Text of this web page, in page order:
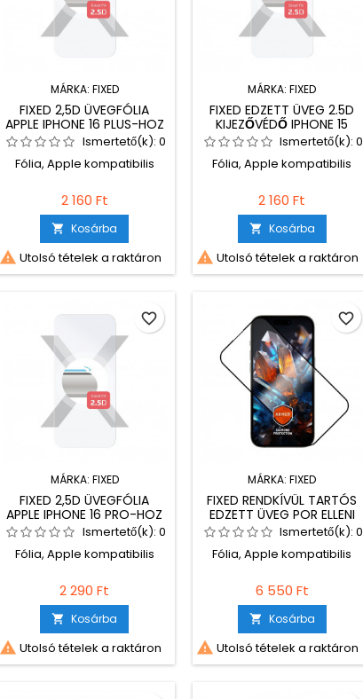
MÁRKA: FIXED
FIXED 2,5D ÜVEGFÓLIA
APPLE IPHONE 16 PLUS-HOZ
Ismertető(k): 0
Fólia, Apple kompatibilis
2 160 Ft
 Kosárba
 Utolsó tételek a raktáron
MÁRKA:FIXED
FIXED EDZETT ÜVEG 2.5D
KIJEZŐVÉDŐ IPHONE 15
PRO-HOZ
Ismertető(k):0
Fólia, Apple kompatibilis
2 160 Ft
 Kosárba
 Utolsó tételek a raktáron
MÁRKA: FIXED
FIXED 2,5D ÜVEGFÓLIA
APPLE IPHONE 16 PRO-HOZ
Ismertető(k): 0
Fólia, Apple kompatibilis
2 290 Ft
 Kosárba
 Utolsó tételek a raktáron
favorite_border
MÁRKA:FIXED
FIXED RENDKÍVÜL TARTÓS
EDZETT ÜVEG POR ELLENI
APLIKÁTORRAL APPLE
IPHONE 15 PLUS /IPHONE16
PLUS KÉSZÜLÉKHEZ, FEKETE
Ismertető(k):0
Fólia, Apple kompatibilis
6 550 Ft
 Kosárba
 Utolsó tételek a raktáron
favorite_border